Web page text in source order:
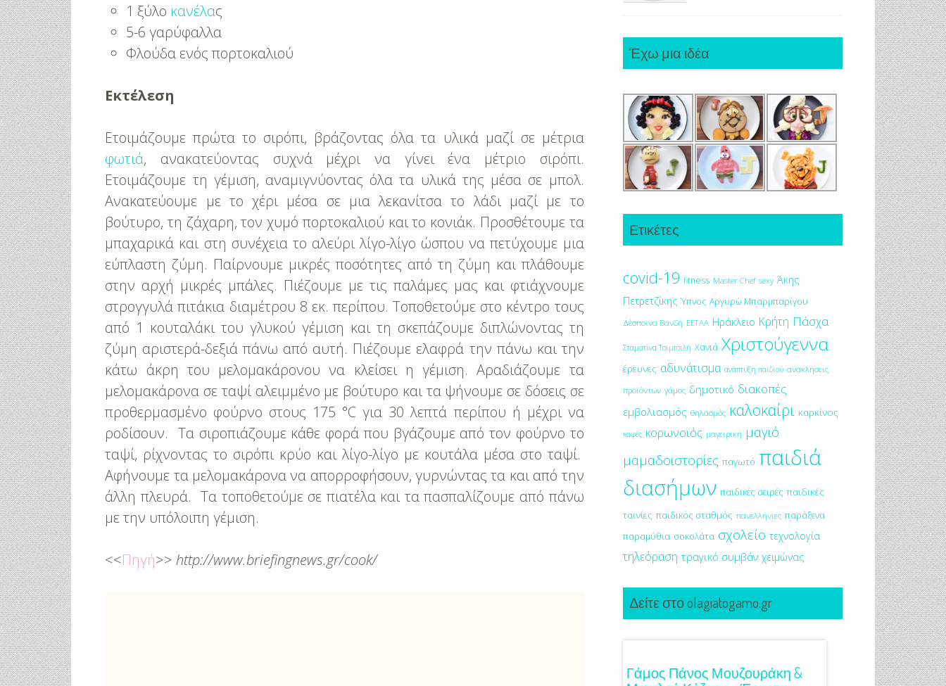
1 ξύλο κανέλας
5-6 γαρύφαλλα
Φλούδα ενός πορτοκαλιού
Εκτέλεση
Ετοιμάζουμε πρώτα το σιρόπι, βράζοντας όλα τα υλικά μαζί σε μέτρια
φωτιά, ανακατεύοντας συχνά μέχρι να γίνει ένα μέτριο σιρόπι.
Ετοιμάζουμε τη γέμιση, αναμιγνύοντας όλα τα υλικά της μέσα σε μπολ.
Ανακατεύουμε με το χέρι μέσα σε μια λεκανίτσα το λάδι μαζί με το
βούτυρο, τη ζάχαρη, τον χυμό πορτοκαλιού και το κονιάκ. Προσθέτουμε τα
μπαχαρικά και στη συνέχεια το αλεύρι λίγο-λίγο ώσπου να πετύχουμε μια
εύπλαστη ζύμη. Παίρνουμε μικρές ποσότητες από τη ζύμη και πλάθουμε
στην αρχή μικρές μπάλες. Πιέζουμε με τις παλάμες μας και φτιάχνουμε
στρογγυλά πιτάκια διαμέτρου 8 εκ. περίπου. Τοποθετούμε στο κέντρο τους
από 1 κουταλάκι του γλυκού γέμιση και τη σκεπάζουμε διπλώνοντας τη
ζύμη αριστερά-δεξιά πάνω από αυτή. Πιέζουμε ελαφρά την πάνω και την
κάτω άκρη του μελομακάρονου να κλείσει η γέμιση. Αραδιάζουμε τα
μελομακάρονα σε ταψί αλειμμένο με βούτυρο και τα ψήνουμε σε δόσεις σε
προθερμασμένο φούρνο στους 175 °C για 30 λεπτά περίπου ή μέχρι να
ροδίσουν. Τα σιροπιάζουμε κάθε φορά που βγάζουμε από τον φούρνο το
ταψί, ρίχνοντας το σιρόπι κρύο και λίγο-λίγο με κουτάλα μέσα στο ταψί.
Αφήνουμε τα μελομακάρονα να απορροφήσουν, γυρνώντας τα και από την
άλλη πλευρά. Τα τοποθετούμε σε πιατέλα και τα πασπαλίζουμε από πάνω
με την υπόλοιπη γέμιση.
<<Πηγή>>http://www.briefingnews.gr/cook/
Έχω μια ιδέα
Ετικέτες
covid-19 fitness Master Chef sexy Άκης
Πετρετζίκης Ύπνος Αργυρώ Μπαρμπαρίγου
Δέσποινα Βανδή ΕΕΤΑΑ Ηράκλειο Κρήτη Πάσχα
Σταματίνα Τσιμτσιλή Χανιά Χριστούγεννα
έρευνες αδυνάτισμα ανάπτυξη παιδιού ανακλήσεις
προϊόντων γάμος δημοτικό διακοπές
εμβολιασμός θηλασμός καλοκαίρι καρκίνος
καφές κορωνοϊός μαγειρική μαγιό
μαμαδοιστορίες παγωτό παιδιά
διασήμων παιδικές σειρές παιδικές
ταινίες παιδικός σταθμός πανελλήνιες παράξενα
παραμύθια σοκολάτα σχολείο τεχνολογία
τηλεόραση τραγικό συμβάν χειμώνας
Δείτε στο olagiatogamo.gr
Γάμος Πάνος Μουζουράκη &
Κόκκινο Κραγιόν